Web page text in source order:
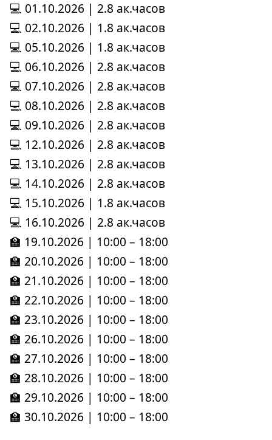
💻 01.10.2026 | 2.8 ак.часов
💻 02.10.2026 | 1.8 ак.часов
💻 05.10.2026 | 1.8 ак.часов
💻 06.10.2026 | 2.8 ак.часов
💻 07.10.2026 | 2.8 ак.часов
💻 08.10.2026 | 2.8 ак.часов
💻 09.10.2026 | 2.8 ак.часов
💻 12.10.2026 | 2.8 ак.часов
💻 13.10.2026 | 2.8 ак.часов
💻 14.10.2026 | 2.8 ак.часов
💻 15.10.2026 | 1.8 ак.часов
💻 16.10.2026 | 2.8 ак.часов
🏫 19.10.2026 | 10:00 – 18:00
🏫 20.10.2026 | 10:00 – 18:00
🏫 21.10.2026 | 10:00 – 18:00
🏫 22.10.2026 | 10:00 – 18:00
🏫 23.10.2026 | 10:00 – 18:00
🏫 26.10.2026 | 10:00 – 18:00
🏫 27.10.2026 | 10:00 – 18:00
🏫 28.10.2026 | 10:00 – 18:00
🏫 29.10.2026 | 10:00 – 18:00
🏫 30.10.2026 | 10:00 – 18:00